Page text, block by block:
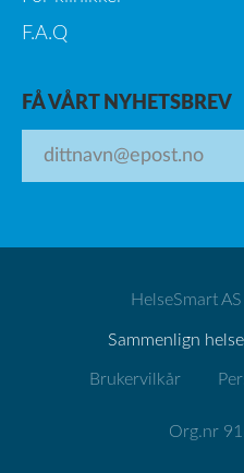
F.A.Q
FÅ VÅRT NYHETSBREV
HelseSmart
Sammenlign
Brukervilkår
Org.nr